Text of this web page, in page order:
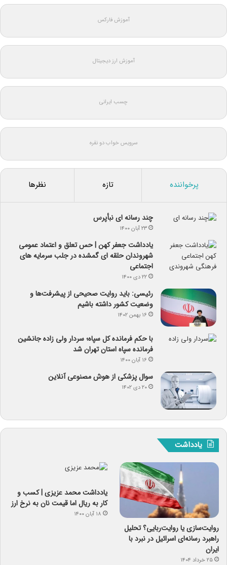
آموزش فارکس
آموزش ارز دیجیتال
چسب ایرانی
سرویس خواب دو نفره
پرخواننده تازه نظرها
چند رسانه ای نبأپرس
۲۳ آبان ۱۴۰۰
یادداشت جعفر کهن | حس تعلق و اعتماد عمومی
شهروندان حلقه ای گمشده در جلب سرمایه های
اجتماعی
۲۲ دی ۱۴۰۰
رئیسی: باید روایت صحیحی از پیشرفت‌ها و
وضعیت کشور داشته باشیم
۱۶ بهمن ۱۴۰۲
با حکم فرمانده کل سپاه؛ سردار ولی زاده جانشین
فرمانده سپاه استان تهران شد
۱۶ آبان ۱۴۰۰
سوال پزشکی از هوش مصنوعی آنلاین
۲۰ دی ۱۴۰۲
یادداشت
روایت‌سازی یا روایت‌ربایی؟ تحلیل
راهبرد رسانه‌ای اسرائیل در نبرد با
ایران
۲۵ خرداد ۱۴۰۴
یادداشت‌ محمد عزیزی | کسب و
کار به ریال اما قیمت نان به نرخ ارز
۱۸ آبان ۱۴۰۰